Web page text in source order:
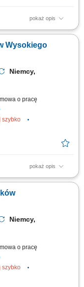
pokaż opis
lub pojazdu
i
zadań
pracy produkcji oraz
Wysokiego
Niemcy,
o pracę
szybko
pokaż opis
czołowych oraz
parku logistycznego.
elementów
Załadunek i
Niemcy,
o pracę
szybko